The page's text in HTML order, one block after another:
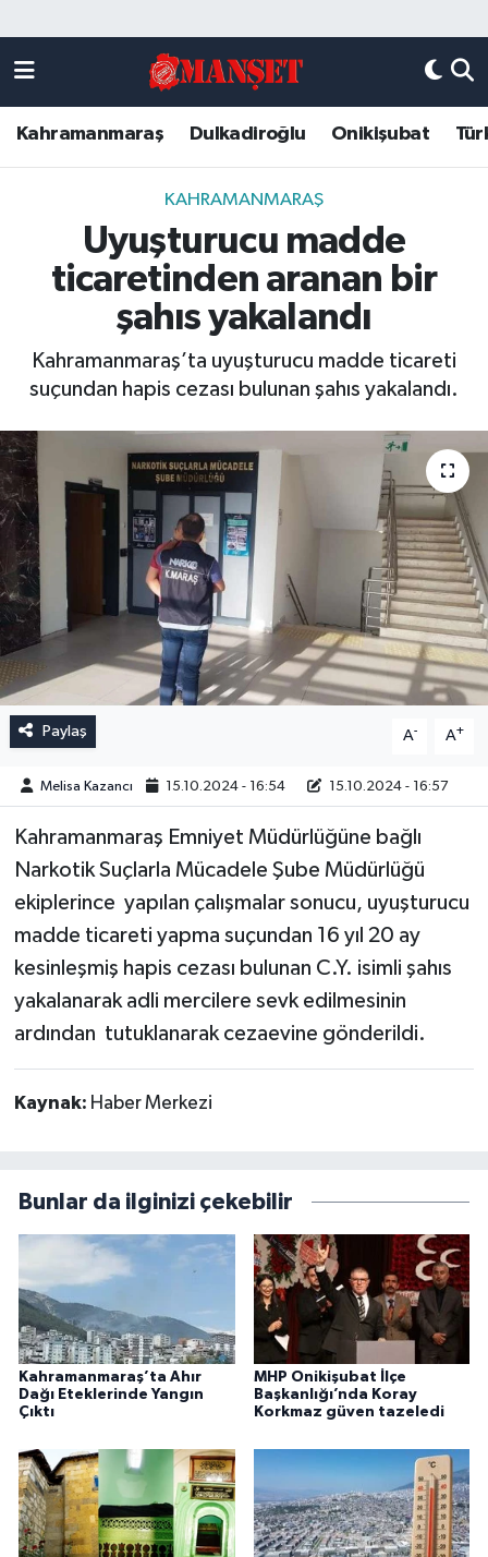
Kahramanmaraş Dulkadiroğlu Onikişubat
KAHRAMANMARAŞ
Uyuşturucu madde
ticaretinden aranan bir
şahıs yakalandı
Kahramanmaraş’ta uyuşturucu madde ticareti
suçundan hapis cezası bulunan şahıs yakalandı.
Paylaş A- A+
Melisa Kazancı 15.10.2024 - 16:54 15.10.2024 - 16:57
Kahramanmaraş Emniyet Müdürlüğüne bağlı
Narkotik Suçlarla Mücadele Şube Müdürlüğü
ekiplerince yapılan çalışmalar sonucu, uyuşturucu
madde ticareti yapma suçundan 16 yıl 20 ay
kesinleşmiş hapis cezası bulunan C.Y. isimli şahıs
yakalanarak adli mercilere sevk edilmesinin
ardından tutuklanarak cezaevine gönderildi.
Kaynak: Haber Merkezi
Bunlar da ilginizi çekebilir
Kahramanmaraş’ta Ahır
Dağı Eteklerinde Yangın
Çıktı
MHP Onikişubat İlçe
Başkanlığı’nda Koray
Korkmaz güven tazeledi
DULKADİROĞLU
KAHRAMANMARAŞ
ONİKİŞUBAT
ÖZEL HABER
Künye
Kahramanmaraş Nöbetçi Eczaneler
Kahramanmaraş Hava Durumu
Kahramanmaraş Trafik Yoğunluk Haritası
Süper Lig Puan Durumu ve Fikstür
Tüm Manşetler
Son Dakika Haberleri